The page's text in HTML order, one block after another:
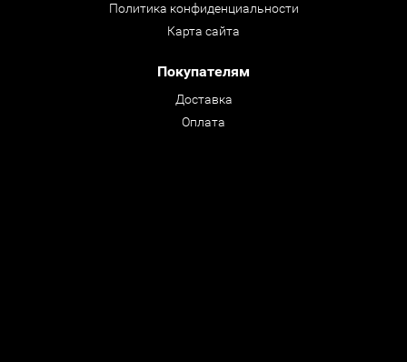
Политика конфиденциальности
Карта сайта
Покупателям
Доставка
Оплата